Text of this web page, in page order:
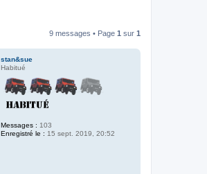
9 messages • Page 1 sur 1
stan&sue
Habitué
Messages : 103
Enregistré le : 15 sept. 2019, 20:52